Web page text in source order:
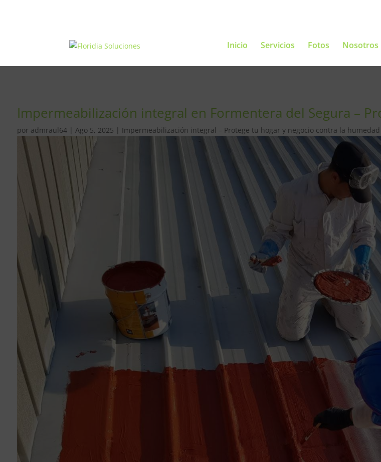
Inicio Servicios Fotos Nosotros
Impermeabilización integral en Formentera del Segura –
por admraul64| Ago 5, 2025 | Impermeabilización integral – Protege tu hogar y negocio contra la humedad